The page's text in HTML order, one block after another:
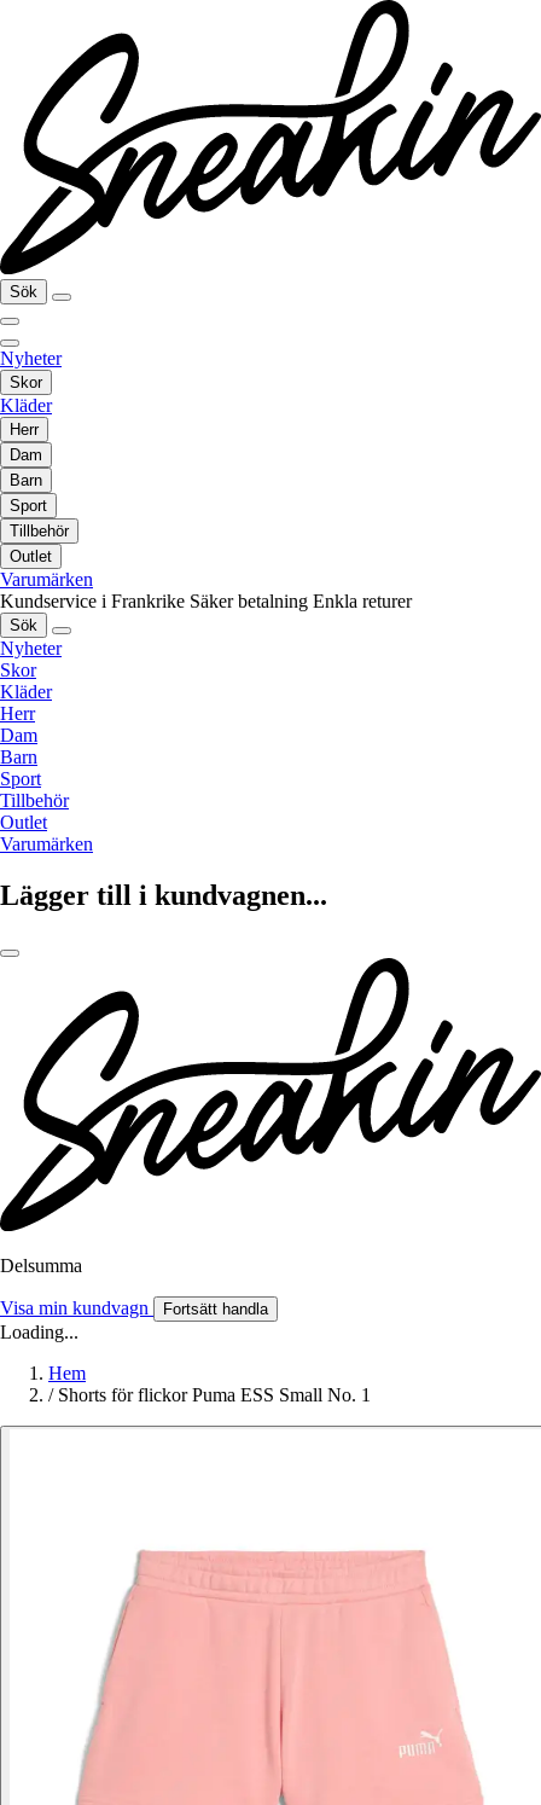
Sök
Nyheter
Skor
Kläder
Herr
Dam
Barn
Sport
Tillbehör
Outlet
Varumärken
Kundservice i Frankrike Säker betalning Enkla returer
Sök
Nyheter
Skor
Kläder
Herr
Dam
Barn
Sport
Tillbehör
Outlet
Varumärken
Lägger till i kundvagnen...
Delsumma
Visa min kundvagn Fortsätt handla
Loading...
Hem
/ Shorts för flickor Puma ESS Small No. 1